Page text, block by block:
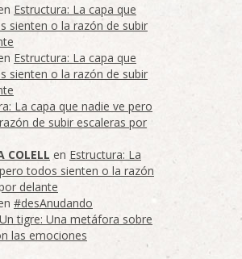
Estructura: La capa que
sienten o la razón de subir
Estructura: La capa que
sienten o la razón de subir
La capa que nadie ve pero
de subir escaleras por
COLELL en Estructura: La
todos sienten o la razón
delante
#desAnudando
tigre: Una metáfora sobre
las emociones